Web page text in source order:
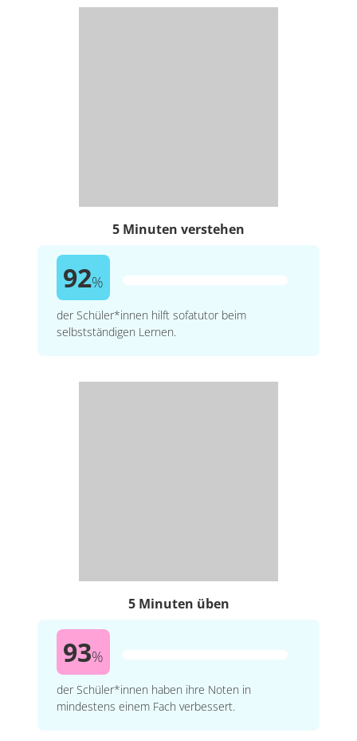
5 Minuten verstehen
92%
der Schüler*innen hilft sofatutor beim
selbstständigen Lernen.
5 Minuten üben
93%
der Schüler*innen haben ihre Noten in
mindestens einem Fach verbessert.